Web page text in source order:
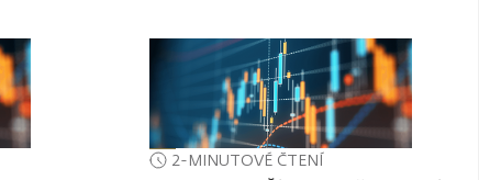
2-MINUTOVÉ ČTENÍ